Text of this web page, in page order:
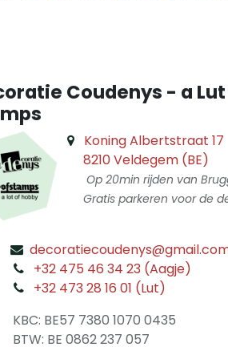
Coudenys - a
Koning Albertstraat 17
8210 Veldegem (BE)
Op 20min rijden van
Gratis parkeren voor de
+32 475 46 34 23 (Aagje)
+32 473 28 16 01 (Lut)
KBC: BE57 7380 1070 0435
​ BTW: BE 0862 237 057